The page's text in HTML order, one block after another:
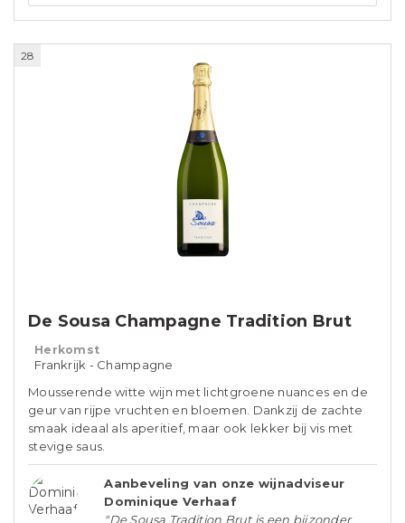
28
De Sousa Champagne Tradition Brut
Herkomst
Frankrijk - Champagne
Mousserende witte wijn met lichtgroene nuances en de
geur van rijpe vruchten en bloemen. Dankzij de zachte
smaak ideaal als aperitief, maar ook lekker bij vis met
stevige saus.
Aanbeveling van onze wijnadviseur
Dominique Verhaaf
"De Sousa Tradition Brut is een bijzonder